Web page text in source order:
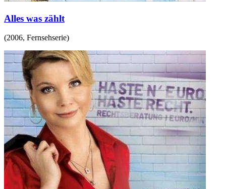
Alles was zählt
(2006, Fernsehserie)